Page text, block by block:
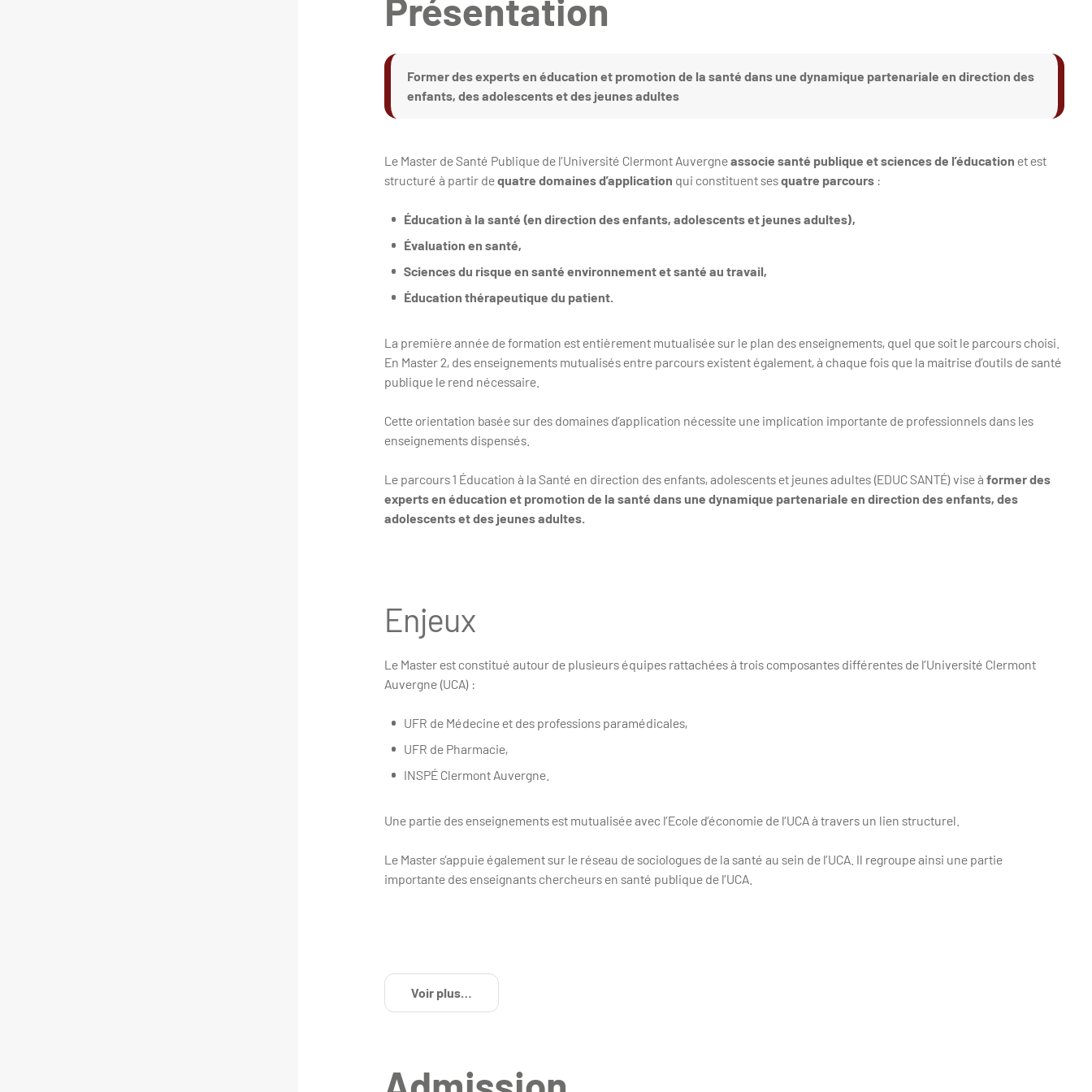
Présentation
Former des experts en éducation et promotion de la santé dans une dynamique partenariale en direction des
enfants, des adolescents et des jeunes adultes
Le Master de Santé Publique de l’Université Clermont Auvergneassocie santé publique et sciences de l’éducation et est
structuré à partir dequatre domaines d’application qui constituent sesquatre parcours :
Éducation à la santé (en direction des enfants, adolescents et jeunes adultes),
Évaluation en santé,
Sciences du risque en santé environnement et santé au travail,
Éducation thérapeutique du patient.
La première année de formation est entièrement mutualisée sur le plan des enseignements, quel que soit le parcours choisi.
En Master 2, des enseignements mutualisés entre parcours existent également, à chaque fois que la maitrise d’outils de santé
publique le rend nécessaire.
Cette orientation basée sur des domaines d’application nécessite une implication importante de professionnels dans les
enseignements dispensés.
Le parcours 1 Éducation à la Santé en direction des enfants, adolescents et jeunes adultes (EDUC SANTÉ) vise à former des
experts en éducation et promotion de la santé dans une dynamique partenariale en direction des enfants, des
adolescents et des jeunes adultes.
Enjeux
Le Master est constitué autour de plusieurs équipes rattachées à trois composantes différentes de l’Université Clermont
Auvergne (UCA) :
UFR de Médecine et des professions paramédicales,
UFR de Pharmacie,
INSPÉ Clermont Auvergne.
Une partie des enseignements est mutualisée avec l’Ecole d’économie de l’UCA à travers un lien structurel.
Le Master s’appuie également sur le réseau de sociologues de la santé au sein de l’UCA. Il regroupe ainsi une partie
importante des enseignants chercheurs en santé publique de l’UCA.
Voir plusde détails